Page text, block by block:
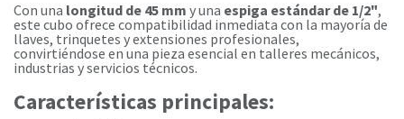
Con una longitud de 45 mm y una espiga estándar de 1/2",
este cubo ofrece compatibilidad inmediata con la mayoría de
llaves, trinquetes y extensiones profesionales,
convirtiéndose en una pieza esencial en talleres mecánicos,
industrias y servicios técnicos.
Características principales: